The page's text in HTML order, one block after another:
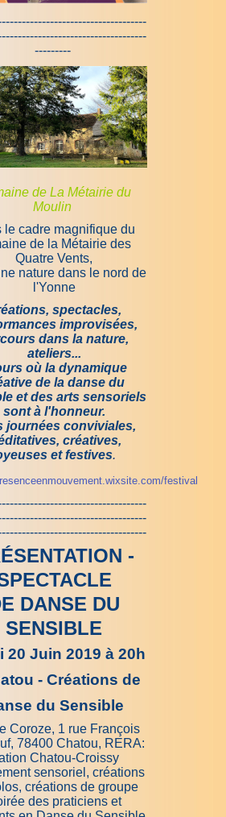
---------
de La Métairie du
Moulin
le cadre magnifique du
de la Métairie des
Quatre Vents,
nature dans le nord de
l'Yonne
spectacles,
improvisées,
dans la nature,
ateliers...
où la dynamique
de la danse du
et des arts sensoriels
sont à l'honneur.
journées conviviales,
créatives,
et festives.
festival
-
DANSE DU
SENSIBLE
20 Juin 2019 à 20h
- Créations de
du Sensible
Coroze, 1 rue François
78400 Chatou, RERA:
Chatou-Croissy
sensoriel, créations
créations de groupe
des praticiens et